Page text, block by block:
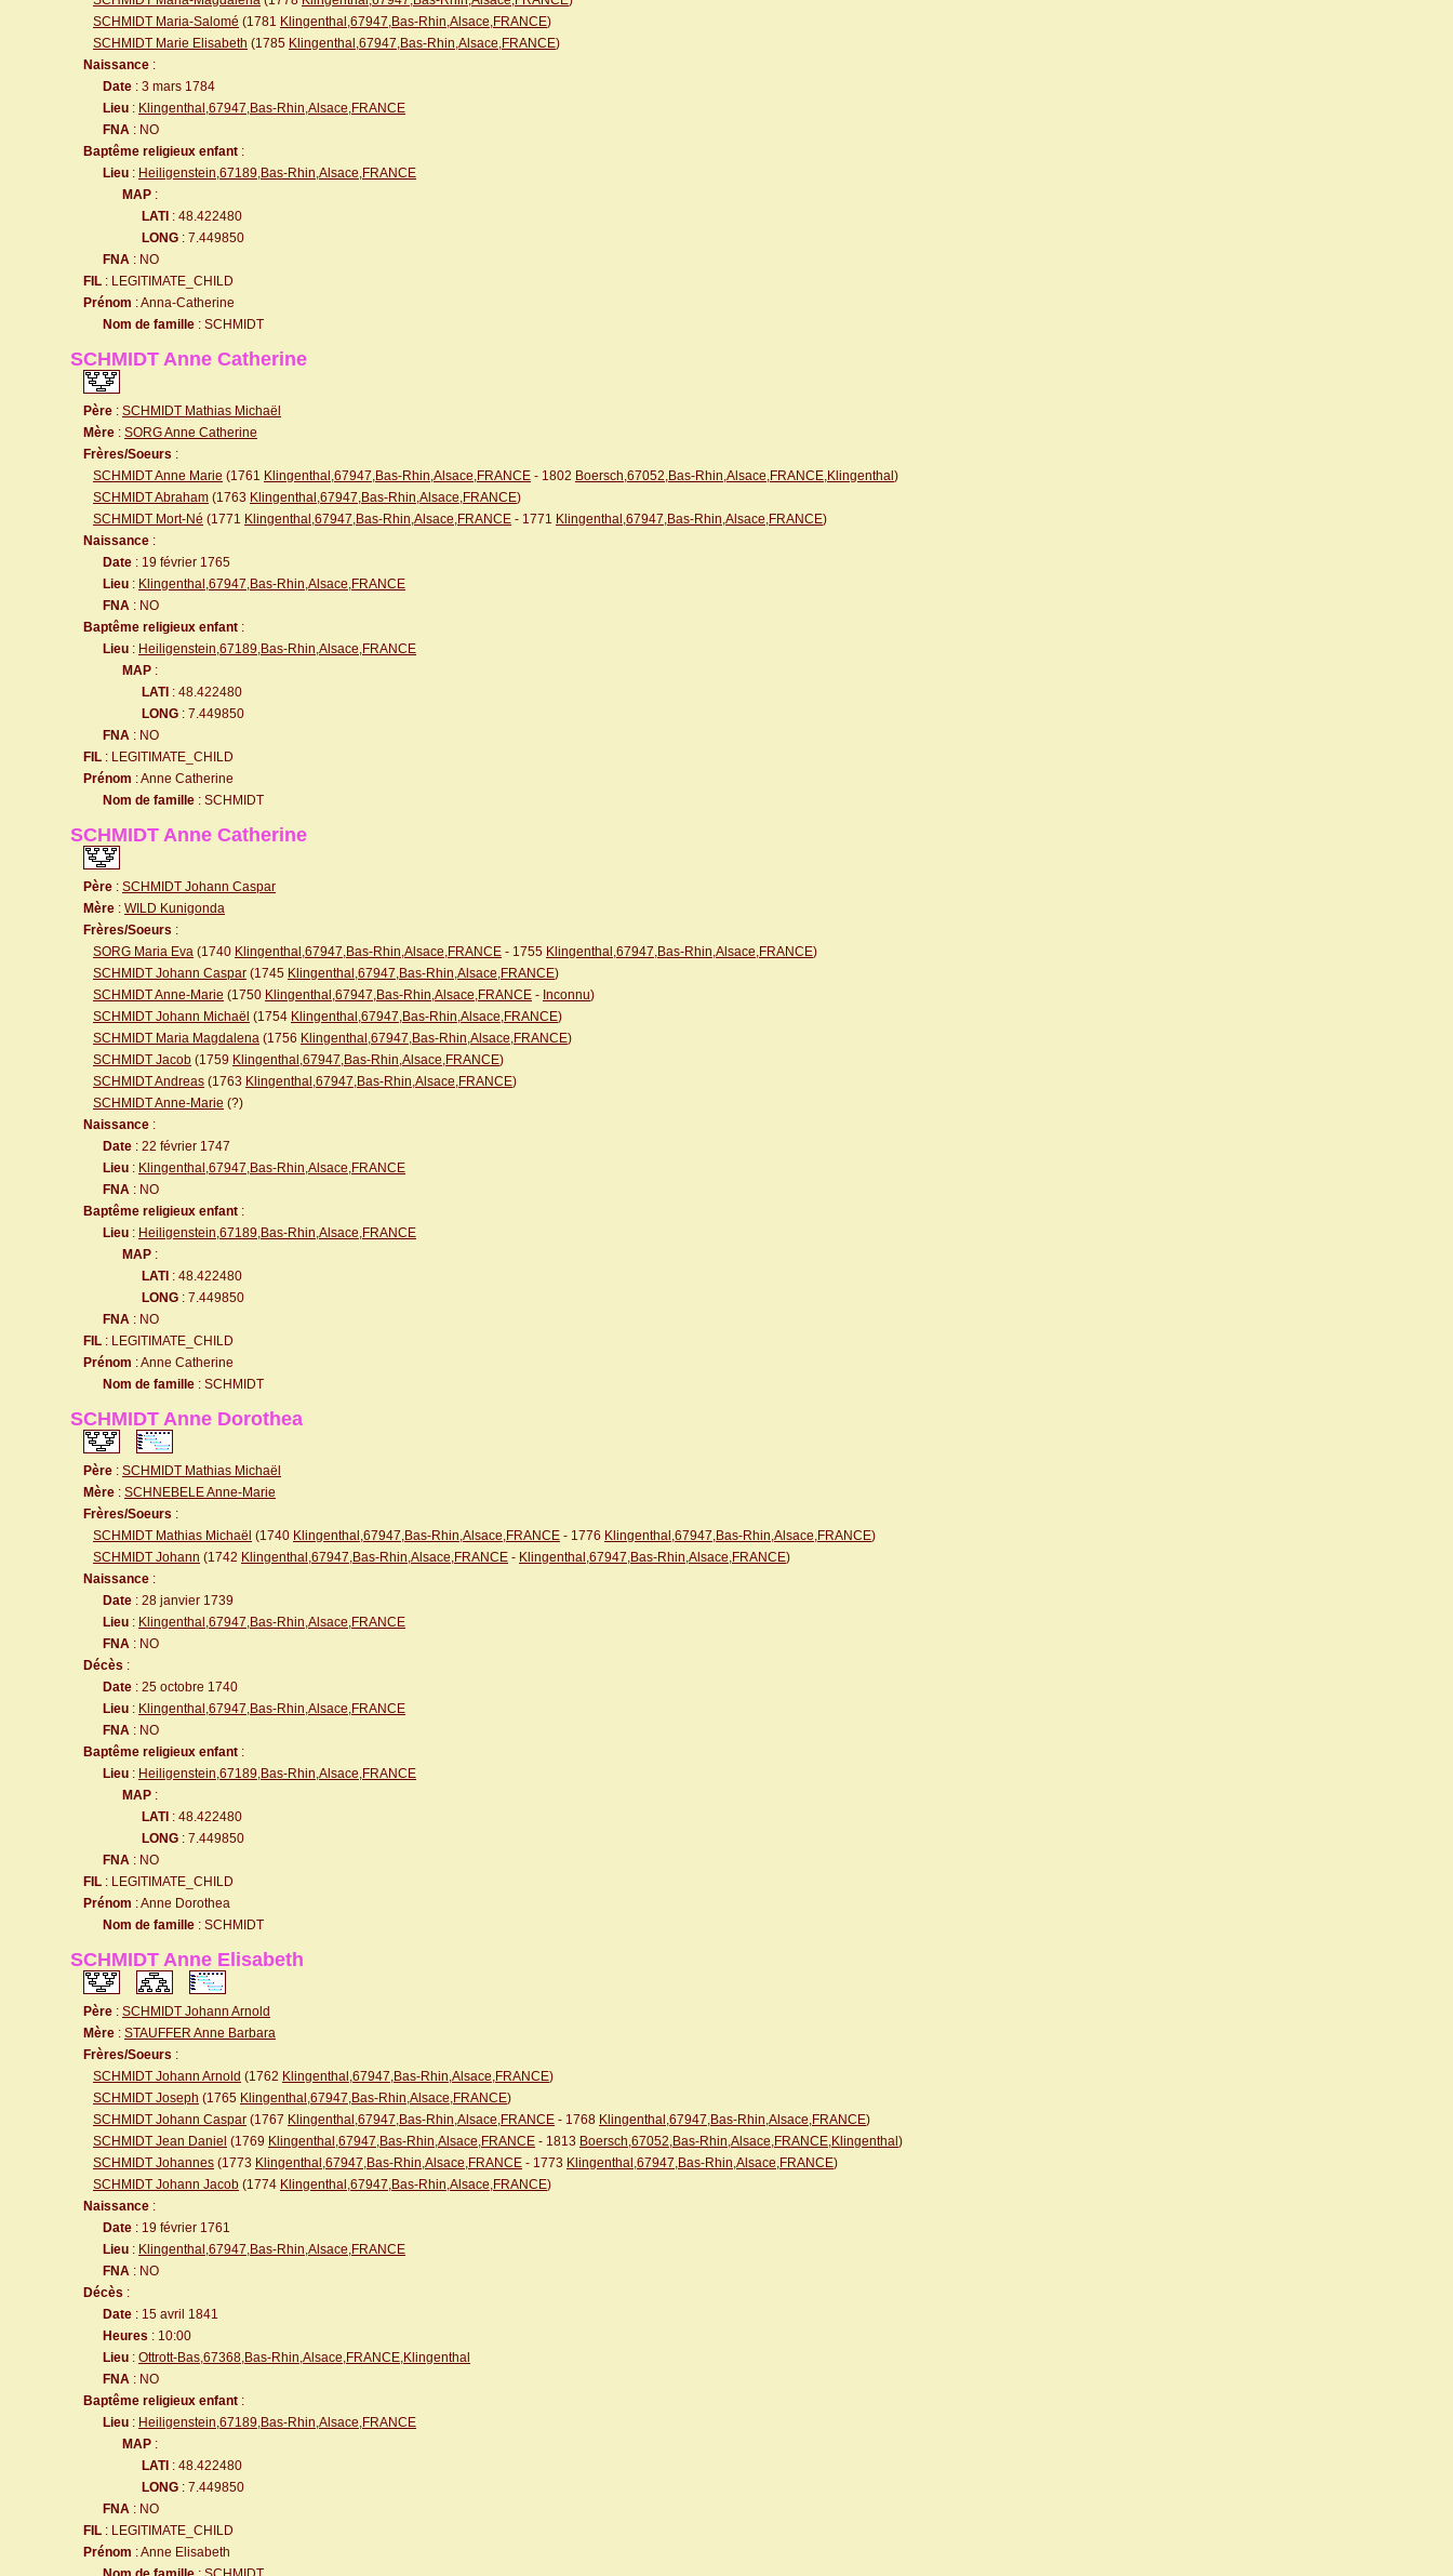
SCHMIDT Maria-Salomé (1781 Klingenthal,67947,Bas-Rhin,Alsace,FRANCE)
SCHMIDT Marie Elisabeth (1785 Klingenthal,67947,Bas-Rhin,Alsace,FRANCE)
Naissance :
Date : 3 mars 1784
Lieu : Klingenthal,67947,Bas-Rhin,Alsace,FRANCE
FNA : NO
Baptême religieux enfant :
Lieu : Heiligenstein,67189,Bas-Rhin,Alsace,FRANCE
MAP :
LATI : 48.422480
LONG : 7.449850
FNA : NO
FIL : LEGITIMATE_CHILD
Prénom : Anna-Catherine
Nom de famille : SCHMIDT
SCHMIDT Anne Catherine
Père : SCHMIDT Mathias Michaël
Mère : SORG Anne Catherine
Frères/Soeurs :
SCHMIDT Anne Marie (1761 Klingenthal,67947,Bas-Rhin,Alsace,FRANCE - 1802 Boersch,67052,Bas-Rhin,Alsace,FRANCE,Klingenthal )
SCHMIDT Abraham (1763 Klingenthal,67947,Bas-Rhin,Alsace,FRANCE)
SCHMIDT Mort-Né (1771 Klingenthal,67947,Bas-Rhin,Alsace,FRANCE - 1771 Klingenthal,67947,Bas-Rhin,Alsace,FRANCE)
Naissance :
Date : 19 février 1765
Lieu : Klingenthal,67947,Bas-Rhin,Alsace,FRANCE
FNA : NO
Baptême religieux enfant :
Lieu : Heiligenstein,67189,Bas-Rhin,Alsace,FRANCE
MAP :
LATI : 48.422480
LONG : 7.449850
FNA : NO
FIL : LEGITIMATE_CHILD
Prénom : Anne Catherine
Nom de famille : SCHMIDT
SCHMIDT Anne Catherine
Père : SCHMIDT Johann Caspar
Mère : WILD Kunigonda
Frères/Soeurs :
SORG Maria Eva (1740 Klingenthal,67947,Bas-Rhin,Alsace,FRANCE - 1755 Klingenthal,67947,Bas-Rhin,Alsace,FRANCE)
SCHMIDT Johann Caspar (1745 Klingenthal,67947,Bas-Rhin,Alsace,FRANCE)
SCHMIDT Anne-Marie (1750 Klingenthal,67947,Bas-Rhin,Alsace,FRANCE - Inconnu)
SCHMIDT Johann Michaël (1754 Klingenthal,67947,Bas-Rhin,Alsace,FRANCE)
SCHMIDT Maria Magdalena (1756 Klingenthal,67947,Bas-Rhin,Alsace,FRANCE)
SCHMIDT Jacob (1759 Klingenthal,67947,Bas-Rhin,Alsace,FRANCE)
SCHMIDT Andreas (1763 Klingenthal,67947,Bas-Rhin,Alsace,FRANCE)
SCHMIDT Anne-Marie (?)
Naissance :
Date : 22 février 1747
Lieu : Klingenthal,67947,Bas-Rhin,Alsace,FRANCE
FNA : NO
Baptême religieux enfant :
Lieu : Heiligenstein,67189,Bas-Rhin,Alsace,FRANCE
MAP :
LATI : 48.422480
LONG : 7.449850
FNA : NO
FIL : LEGITIMATE_CHILD
Prénom : Anne Catherine
Nom de famille : SCHMIDT
SCHMIDT Anne Dorothea
Père : SCHMIDT Mathias Michaël
Mère : SCHNEBELE Anne-Marie
Frères/Soeurs :
SCHMIDT Mathias Michaël (1740 Klingenthal,67947,Bas-Rhin,Alsace,FRANCE - 1776 Klingenthal,67947,Bas-Rhin,Alsace,FRANCE)
SCHMIDT Johann (1742 Klingenthal,67947,Bas-Rhin,Alsace,FRANCE - Klingenthal,67947,Bas-Rhin,Alsace,FRANCE)
Naissance :
Date : 28 janvier 1739
Lieu : Klingenthal,67947,Bas-Rhin,Alsace,FRANCE
FNA : NO
Décès :
Date : 25 octobre 1740
Lieu : Klingenthal,67947,Bas-Rhin,Alsace,FRANCE
FNA : NO
Baptême religieux enfant :
Lieu : Heiligenstein,67189,Bas-Rhin,Alsace,FRANCE
MAP :
LATI : 48.422480
LONG : 7.449850
FNA : NO
FIL : LEGITIMATE_CHILD
Prénom : Anne Dorothea
Nom de famille : SCHMIDT
SCHMIDT Anne Elisabeth
Père : SCHMIDT Johann Arnold
Mère : STAUFFER Anne Barbara
Frères/Soeurs :
SCHMIDT Johann Arnold (1762 Klingenthal,67947,Bas-Rhin,Alsace,FRANCE)
SCHMIDT Joseph (1765 Klingenthal,67947,Bas-Rhin,Alsace,FRANCE)
SCHMIDT Johann Caspar (1767 Klingenthal,67947,Bas-Rhin,Alsace,FRANCE - 1768 Klingenthal,67947,Bas-Rhin,Alsace,FRANCE)
SCHMIDT Jean Daniel (1769 Klingenthal,67947,Bas-Rhin,Alsace,FRANCE - 1813 Boersch,67052,Bas-Rhin,Alsace,FRANCE,Klingenthal )
SCHMIDT Johannes (1773 Klingenthal,67947,Bas-Rhin,Alsace,FRANCE - 1773 Klingenthal,67947,Bas-Rhin,Alsace,FRANCE)
SCHMIDT Johann Jacob (1774 Klingenthal,67947,Bas-Rhin,Alsace,FRANCE)
Naissance :
Date : 19 février 1761
Lieu : Klingenthal,67947,Bas-Rhin,Alsace,FRANCE
FNA : NO
Décès :
Date : 15 avril 1841
Heures : 10:00
Lieu : Ottrott-Bas,67368,Bas-Rhin,Alsace,FRANCE,Klingenthal
FNA : NO
Baptême religieux enfant :
Lieu : Heiligenstein,67189,Bas-Rhin,Alsace,FRANCE
MAP :
LATI : 48.422480
LONG : 7.449850
FNA : NO
FIL : LEGITIMATE_CHILD
Prénom : Anne Elisabeth